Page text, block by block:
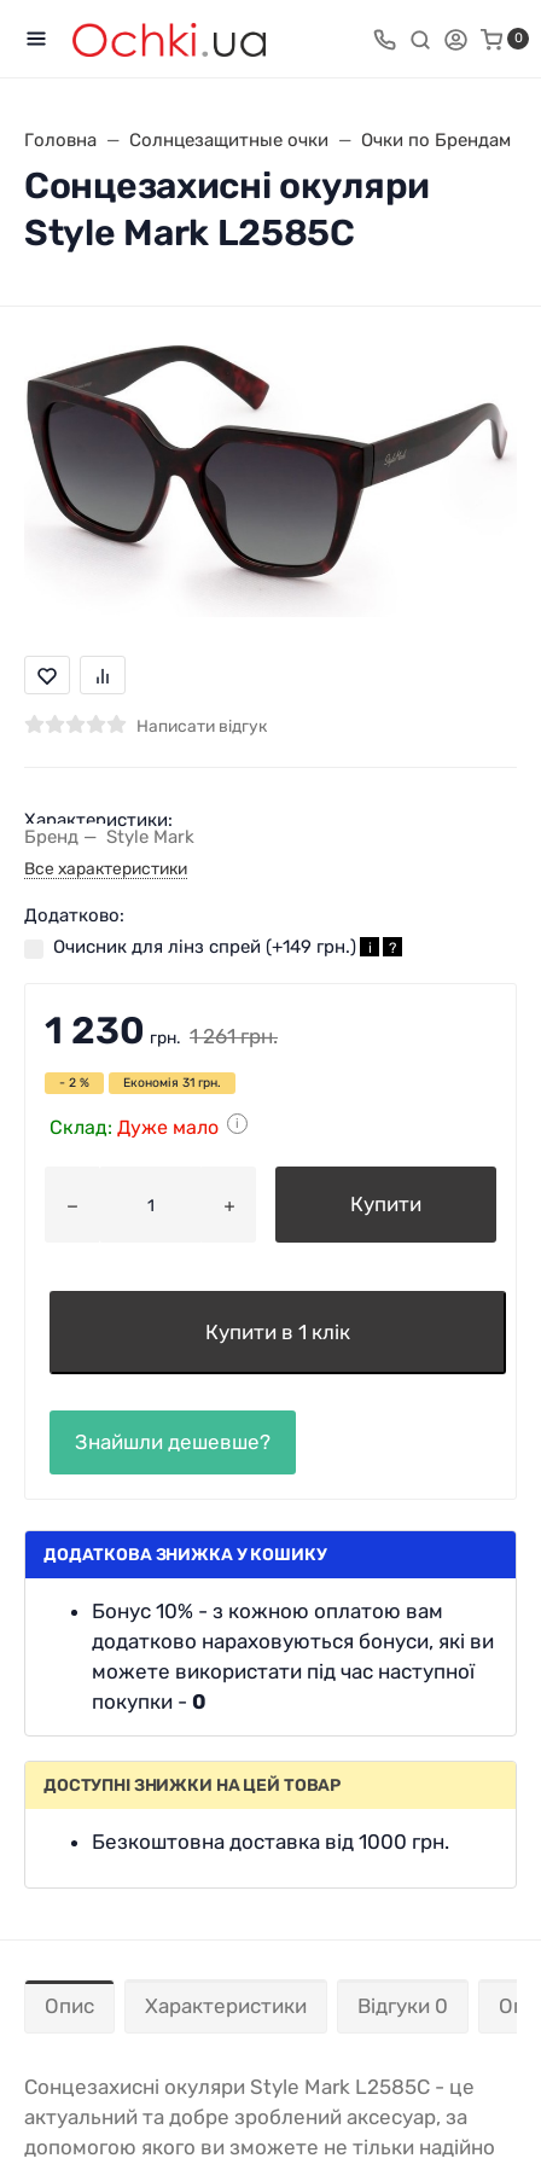
0
Головна Солнцезащитные очки Очки по Брендам
Сонцезахисні окуляри
Style Mark L2585C
Написати відгук
Характеристики:
Бренд
Style Mark
Все характеристики
Додатково:
Очисник для лінз спрей (+149 грн.) i ?
1 230 грн. 1 261 грн.
- 2 % Економія 31 грн.
Склад: Дуже мало i
Купити
Купити в 1 клік
ДОДАТКОВА ЗНИЖКА У КОШИКУ
Бонус 10% - з кожною оплатою вам
додатково нараховуються бонуси, які ви
можете використати під час наступної
покупки - 0
ДОСТУПНІ ЗНИЖКИ НА ЦЕЙ ТОВАР
Безкоштовна доставка від 1000 грн.
Опис Характеристики Відгуки 0
Сонцезахисні окуляри Style Mark L2585C - це
актуальний та добре зроблений аксесуар, за
допомогою якого ви зможете не тільки надійно